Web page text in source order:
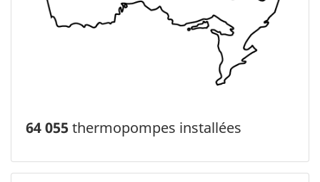
64 055thermopompes installées